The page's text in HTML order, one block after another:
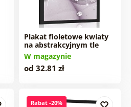
Plakat fioletowe kwiaty
na abstrakcyjnym tle
W magazynie
od 32.81 zł
Rabat -20%